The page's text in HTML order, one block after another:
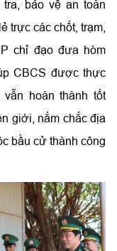
bảo vệ an toàn
trực các chốt, trạm,
chỉ đạo đưa hòm
CBCS được thực
hoàn thành tốt
giới, nắm chắc địa
bầu cử thành công